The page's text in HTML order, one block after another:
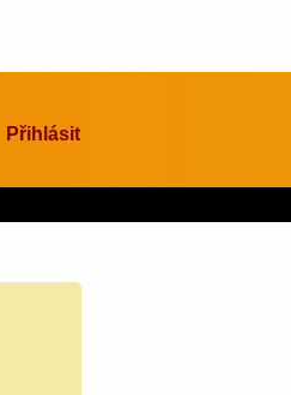
Přihlásit